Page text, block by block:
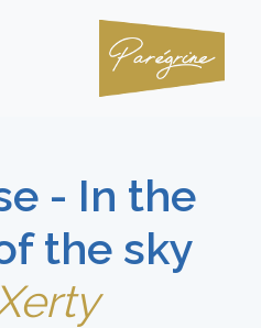
- In the
the sky